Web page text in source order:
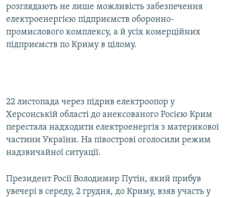
розглядають не лише можливість забезпечення
електроенергією підприємств оборонно-
промислового комплексу, а й усіх комерційних
підприємств по Криму в цілому.
22 листопада через підрив електроопор у
Херсонській області до анексованого Росією Крим
перестала надходити електроенергія з материкової
частини України. На півострові оголосили режим
надзвичайної ситуації.
Президент Росії Володимир Путін, який прибув
увечері в середу, 2 грудня, до Криму, взяв участь у